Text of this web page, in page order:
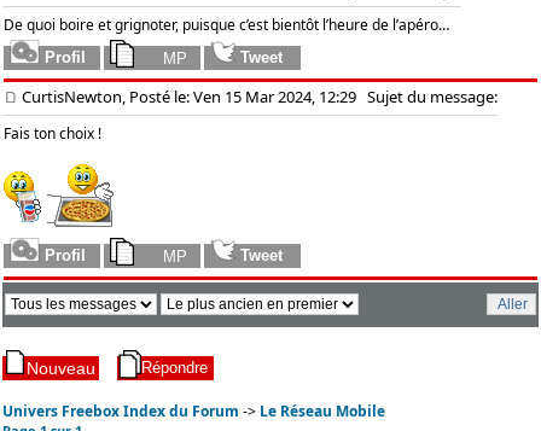
De quoi boire et grignoter, puisque c’est bientôt l’heure de l’apéro…
CurtisNewton, Posté le: Ven 15 Mar 2024, 12:29 Sujet du message:
Fais ton choix !
Univers Freebox Index du Forum -> Le Réseau Mobile